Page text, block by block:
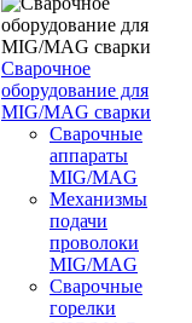
Сварочное
оборудование для
MIG/MAG сварки
Сварочные
аппараты
MIG/MAG
Механизмы
подачи
проволоки
MIG/MAG
Сварочные
горелки